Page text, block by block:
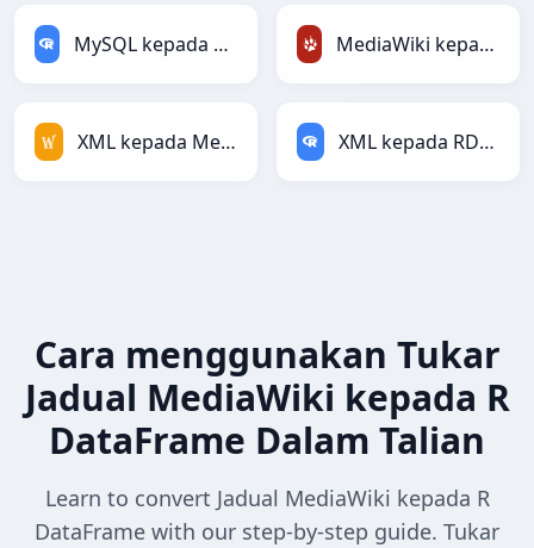
MySQL kepada RDataFrame MediaWiki kepada TracWiki
XML kepada MediaWiki XML kepada RDataFrame
Cara menggunakan Tukar
Jadual MediaWiki kepada R
DataFrame Dalam Talian
Learn to convert Jadual MediaWiki kepada R
DataFrame with our step-by-step guide. Tukar